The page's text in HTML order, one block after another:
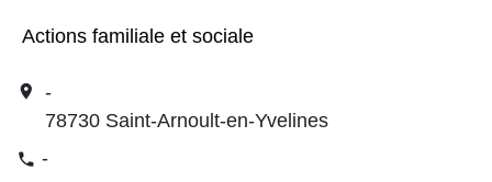
Actions familiale et sociale
location_on
-
78730 Saint-Arnoult-en-Yvelines
phone -